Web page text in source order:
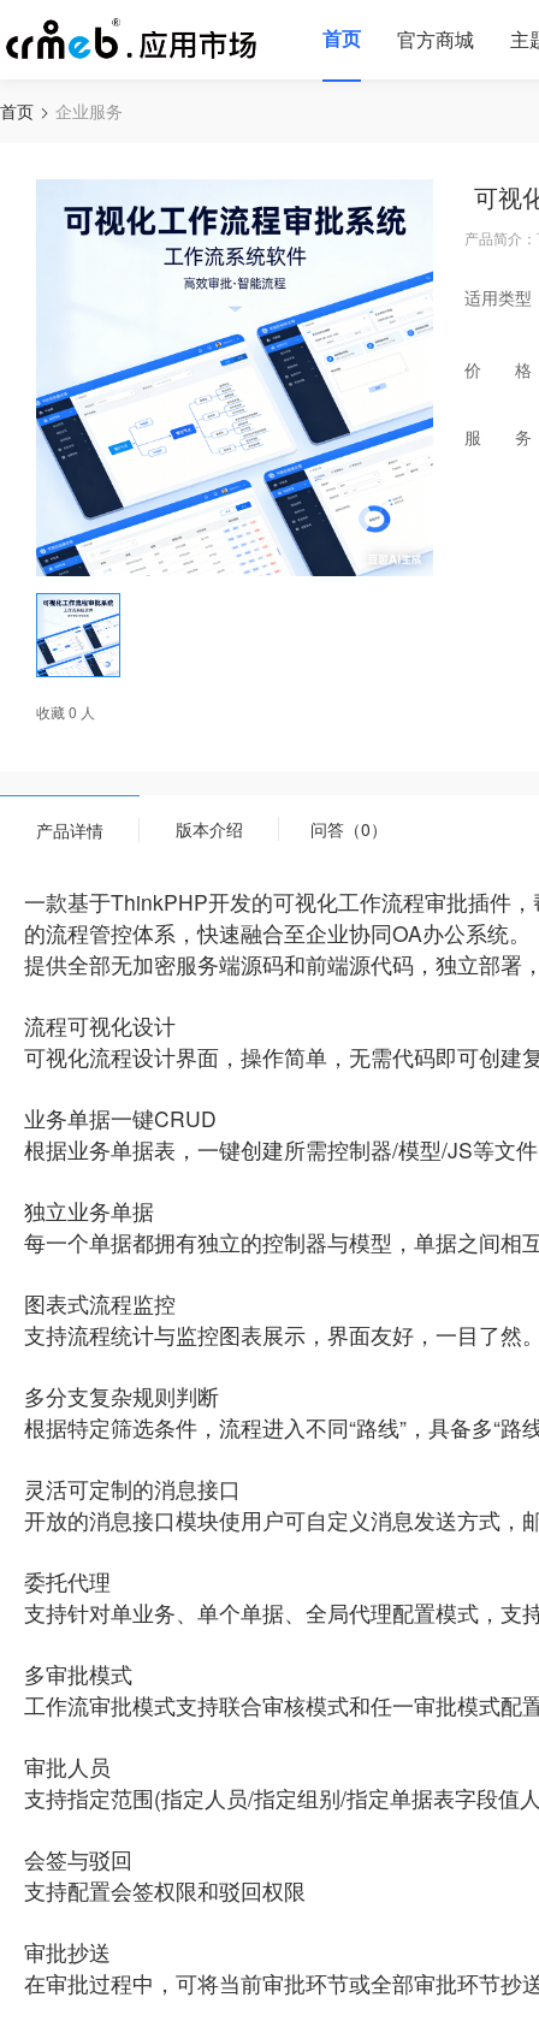
首页 官方商城 主
首页 企业服务
收藏 0 人
可视
产品简介
适用类型
价 格
服 务
产品详情 版本介绍 问答（0）
一款基于ThinkPHP开发的可视化工作流程审批插件
的流程管控体系，快速融合至企业协同OA办公系统。
提供全部无加密服务端源码和前端源代码，独立部署
流程可视化设计
可视化流程设计界面，操作简单，无需代码即可创建
业务单据一键CRUD
根据业务单据表，一键创建所需控制器/模型/JS等文
独立业务单据
每一个单据都拥有独立的控制器与模型，单据之间相
图表式流程监控
支持流程统计与监控图表展示，界面友好，一目了然
多分支复杂规则判断
根据特定筛选条件，流程进入不同“路线”，具备多“路
灵活可定制的消息接口
开放的消息接口模块使用户可自定义消息发送方式，
委托代理
支持针对单业务、单个单据、全局代理配置模式，支
多审批模式
工作流审批模式支持联合审核模式和任一审批模式配
审批人员
支持指定范围(指定人员/指定组别/指定单据表字段值
会签与驳回
支持配置会签权限和驳回权限
审批抄送
在审批过程中，可将当前审批环节或全部审批环节抄